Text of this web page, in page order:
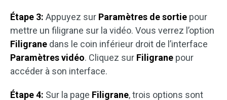
Étape 3: Appuyez sur Paramètres de sortie pour
mettre un filigrane sur la vidéo. Vous verrez l’option
Filigrane dans le coin inférieur droit de l’interface
Paramètres vidéo. Cliquez sur Filigrane pour
accéder à son interface.
Étape 4: Sur la page Filigrane, trois options sont